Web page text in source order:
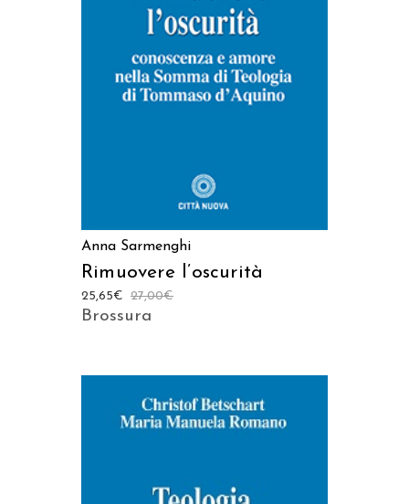
Anna Sarmenghi
Rimuovere l’oscurità
27,00€
25,65€
Brossura